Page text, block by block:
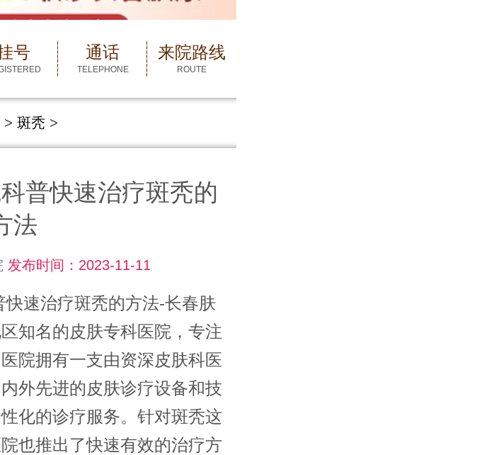
号 通话
TELEPHONE
来院路线
ROUTE
> 斑秃 >
普快速治疗斑秃的
法
发布时间：2023-11-11
治疗斑秃的方法-长春肤
知名的皮肤专科医院，专注
院拥有一支由资深皮肤科医
外先进的皮肤诊疗设备和技
化的诊疗服务。针对斑秃这
也推出了快速有效的治疗方